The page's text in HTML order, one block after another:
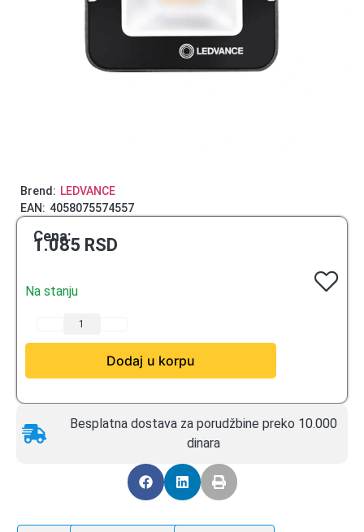
Brend: LEDVANCE
EAN: 4058075574557
Cena:
1.085 RSD
Na stanju
Dodaj u korpu
Besplatna dostava za porudžbine preko 10.000
dinara